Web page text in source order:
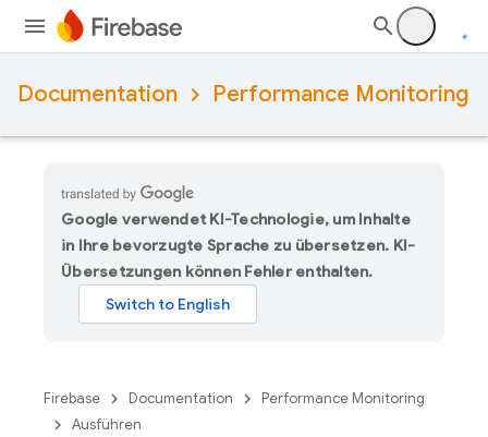
Documentation Performance Monitoring
Google verwendet KI-Technologie, um Inhalte
in Ihre bevorzugte Sprache zu übersetzen. KI-
Übersetzungen können Fehler enthalten.
Firebase Documentation
Performance Monitoring
Ausführen